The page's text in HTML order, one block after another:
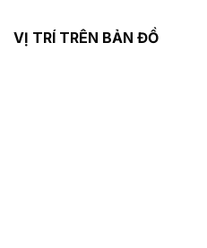
VỊ TRÍ TRÊN BẢN ĐỒ